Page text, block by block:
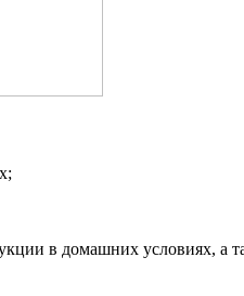
в домашних условиях, а